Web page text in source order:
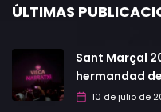
ÚLTIMAS
Sant Marçal
hermandad
10 de julio de